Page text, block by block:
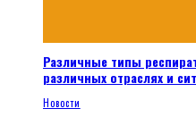
Различные типы
различных отраслях и
Новости